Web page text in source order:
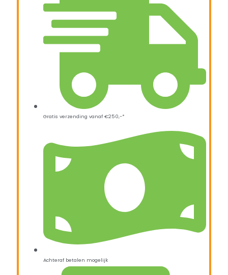
Gratis verzending vanaf €250,-*
Achteraf betalen mogelijk